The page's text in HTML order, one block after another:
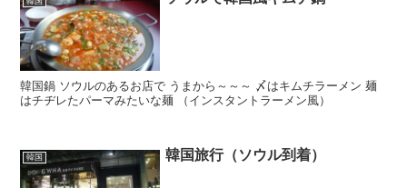
韓国鍋 ソウルのあるお店で うまから～～～ 〆はキムチラーメン 麺
はチヂレたパーマみたいな麺 （インスタントラーメン風）
韓国 韓国旅行（ソウル到着）